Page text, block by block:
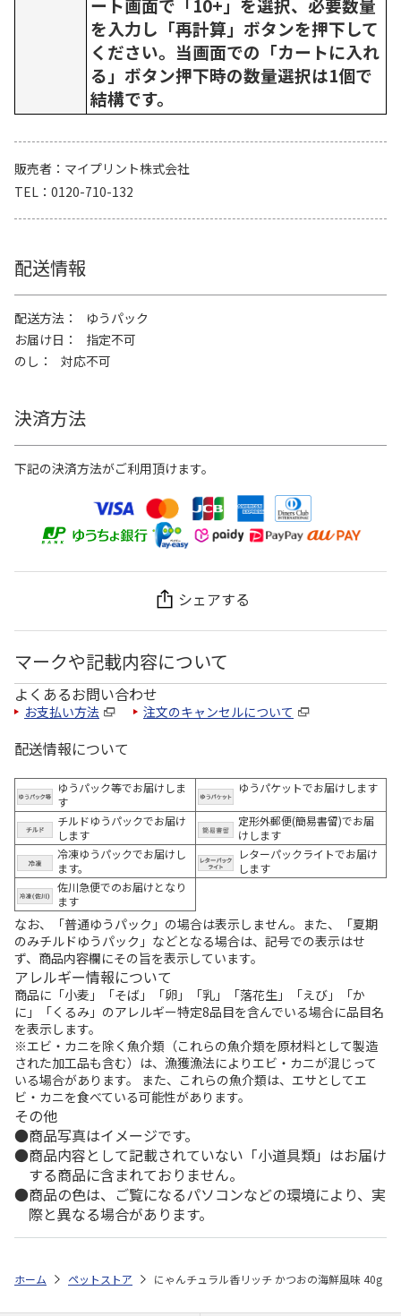
ート画面で「10+」を選択、必要数量
を入力し「再計算」ボタンを押下して
ください。当画面での「カートに入れ
る」ボタン押下時の数量選択は1個で
結構です。
販売者
マイプリント株式会社
TEL
0120-710-132
配送情報
配送方法
ゆうパック
お届け日
指定不可
のし
対応不可
決済方法
下記の決済方法がご利用頂けます。
シェアする
マークや記載内容について
よくあるお問い合わせ
お支払い方法 注文のキャンセルについて
配送情報について
ゆうパック等でお届けしま
す
ゆうパケットでお届けします
チルドゆうパックでお届け
します
定形外郵便(簡易書留)でお届
けします
冷凍ゆうパックでお届けし
ます。
レターパックライトでお届け
します
佐川急便でのお届けとなり
ます
なお、「普通ゆうパック」の場合は表示しません。また、「夏期
のみチルドゆうパック」などとなる場合は、記号での表示はせ
ず、商品内容欄にその旨を表示しています。
アレルギー情報について
商品に「小麦」「そば」「卵」「乳」「落花生」「えび」「か
に」「くるみ」のアレルギー特定8品目を含んでいる場合に品目名
を表示します。
※エビ・カニを除く魚介類（これらの魚介類を原材料として製造
された加工品も含む）は、漁獲漁法によりエビ・カニが混じって
いる場合があります。 また、これらの魚介類は、エサとしてエ
ビ・カニを食べている可能性があります。
その他
商品写真はイメージです。
商品内容として記載されていない「小道具類」はお届け
する商品に含まれておりません。
商品の色は、ご覧になるパソコンなどの環境により、実
際と異なる場合があります。
ホーム ペットストア にゃんチュラル香リッチ かつおの海鮮風味 40g